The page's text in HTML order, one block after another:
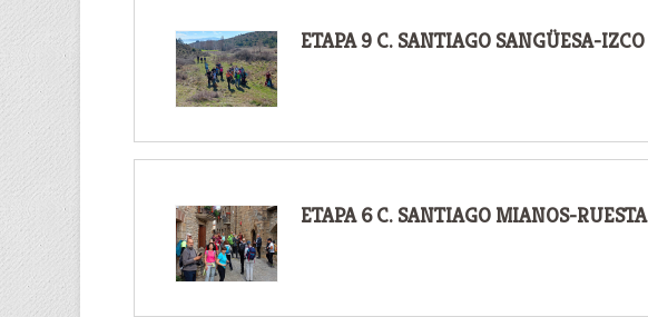
ETAPA 9 C. SANTIAGO SANGÜESA-IZCO
ETAPA 6 C. SANTIAGO MIANOS-RUESTA